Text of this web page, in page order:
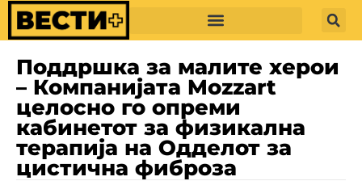
Поддршка за малите херои
– Компанијата Mozzart
целосно го опреми
кабинетот за физикална
терапија на Одделот за
цистична фиброза